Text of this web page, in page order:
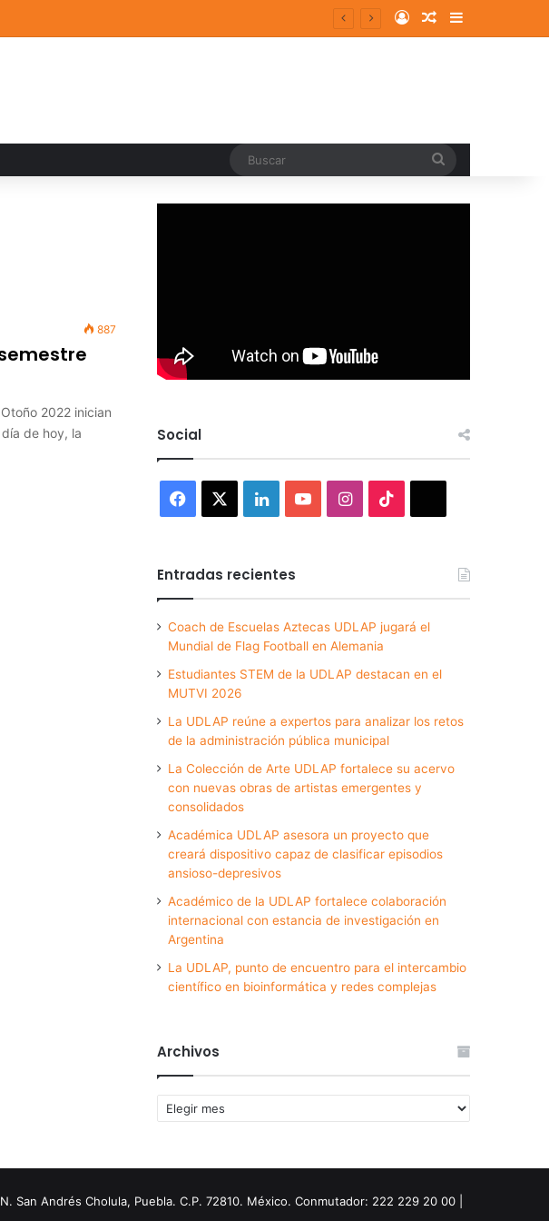
Log InRandom Article
Sidebar
887
2022 inician
de hoy, la
Social
Facebook LinkedInYouTubeInstagram
Entradas recientes
Coach de Escuelas Aztecas UDLAP jugará el
Mundial de Flag Football en Alemania
Estudiantes STEM de la UDLAP destacan en el
MUTVI 2026
La UDLAP reúne a expertos para analizar los retos
de la administración pública municipal
La Colección de Arte UDLAP fortalece su acervo
con nuevas obras de artistas emergentes y
consolidados
Académica UDLAP asesora un proyecto que
creará dispositivo capaz de clasificar episodios
ansioso-depresivos
Académico de la UDLAP fortalece colaboración
internacional con estancia de investigación en
Argentina
La UDLAP, punto de encuentro para el intercambio
científico en bioinformática y redes complejas
Archivos
Archivos
Andrés Cholula, Puebla. C.P. 72810. México. Conmutador: 222 229 20 00 |